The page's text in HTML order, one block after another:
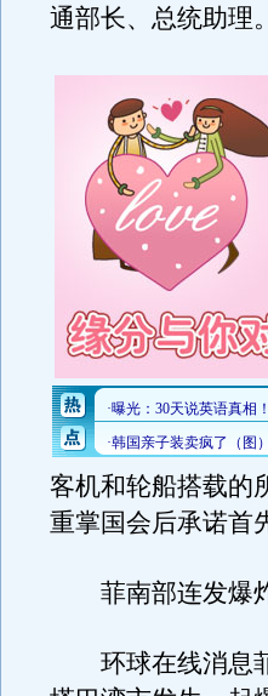
通部长、总统助理。
客机和轮船搭载的
重掌国会后承诺首
菲南部连发爆
环球在线消息菲